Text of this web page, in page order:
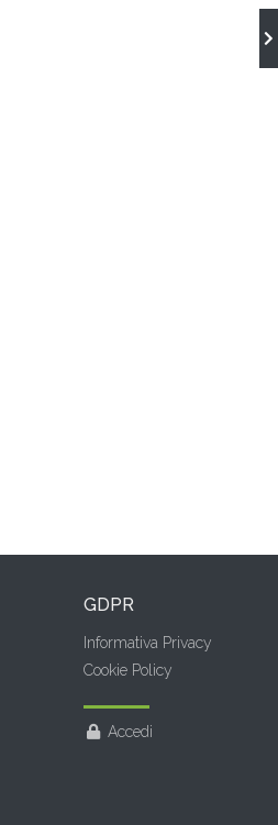
GDPR
Informativa Privacy
Cookie Policy
Accedi